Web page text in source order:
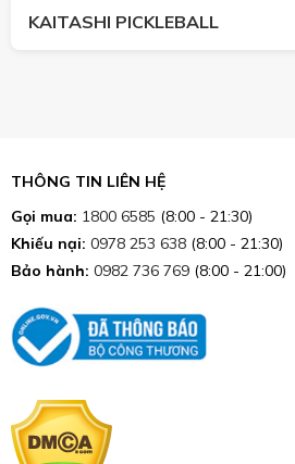
KAITASHI PICKLEBALL
THÔNG TIN LIÊN HỆ
Gọi mua: 1800 6585 (8:00 - 21:30)
Khiếu nại: 0978 253 638 (8:00 - 21:30)
Bảo hành: 0982 736 769 (8:00 - 21:00)